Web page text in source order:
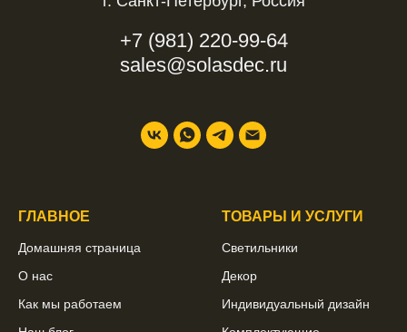
+7 (981) 220-99-64
sales@solasdec.ru
ГЛАВНОЕ
Домашняя страница
О нас
Как мы работаем
ТОВАРЫ И УСЛУГИ
Светильники
Декор
Индивидуальный дизайн